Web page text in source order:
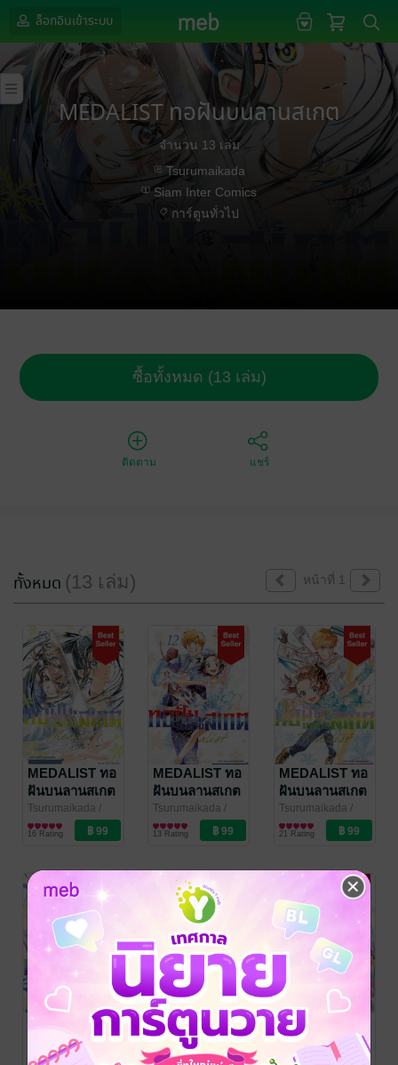
ล็อกอินเข้าระบบ
MEDALIST ทอฝันบนลานสเกต
จำนวน 13 เล่ม
Tsurumaikada
Siam Inter Comics
การ์ตูนทั่วไป
ซื้อทั้งหมด (13 เล่ม)
ติดตาม แชร์
ทั้งหมด (13 เล่ม) หน้าที่ 1
MEDALIST ทอ
ฝันบนลานสเกต
เล่ม 13
Tsurumaikada /
Siam Inter Comics
การ์ตูนทั่วไป
16 Rating
MEDALIST ทอ
ฝันบนลานสเกต
เล่ม 12
Tsurumaikada /
Siam Inter Comics
การ์ตูนทั่วไป
13 Rating
MEDALIST ทอ
ฝันบนลานสเกต
เล่ม 11
Tsurumaikada /
Siam Inter Comics
การ์ตูนทั่วไป
21 Rating
MEDALIST ทอ
ฝันบนลานสเกต
เล่ม 10
Tsurumaikada
MEDALIST ทอ
ฝันบนลานสเกต
เล่ม 09
Tsurumaikada/
MEDALIST ทอ
ฝันบนลานสเกต
เล่ม 08
Tsurumaikada